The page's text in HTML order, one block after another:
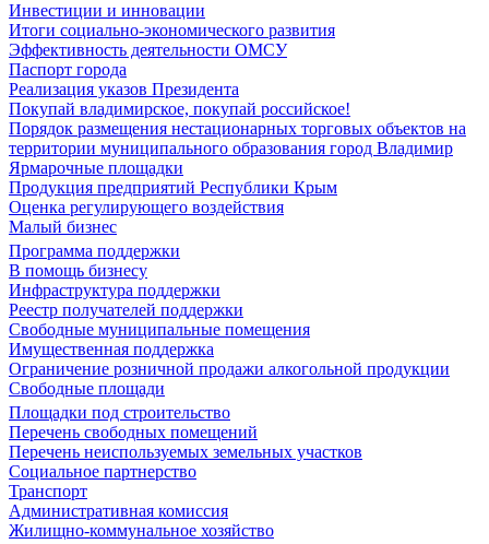
Инвестиции и инновации
Итоги социально-экономического развития
Эффективность деятельности ОМСУ
Паспорт города
Реализация указов Президента
Покупай владимирское, покупай российское!
Порядок размещения нестационарных торговых объектов на
территории муниципального образования город Владимир
Ярмарочные площадки
Продукция предприятий Республики Крым
Оценка регулирующего воздействия
Малый бизнес
Программа поддержки
В помощь бизнесу
Инфраструктура поддержки
Реестр получателей поддержки
Свободные муниципальные помещения
Имущественная поддержка
Ограничение розничной продажи алкогольной продукции
Свободные площади
Площадки под строительство
Перечень свободных помещений
Перечень неиспользуемых земельных участков
Социальное партнерство
Транспорт
Административная комиссия
Жилищно-коммунальное хозяйство